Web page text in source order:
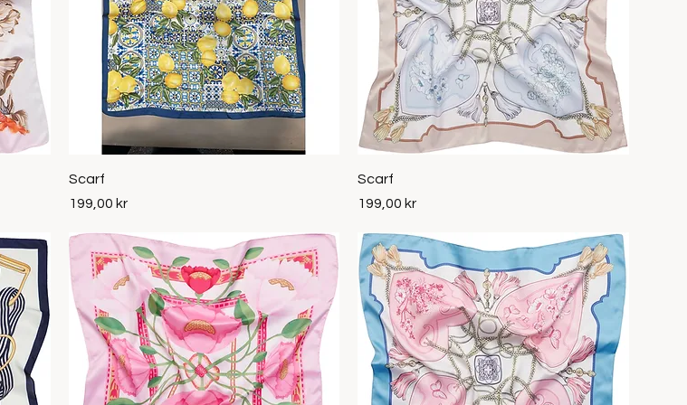
Scarf
Pris
199,00 kr
Scarf
Pris
199,00 kr